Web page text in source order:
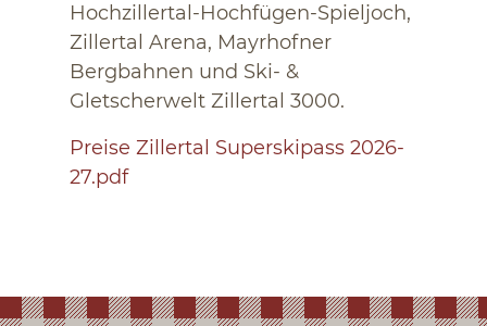
Hochzillertal-Hochfügen-Spieljoch,
Zillertal Arena, Mayrhofner
Bergbahnen und Ski- &
Gletscherwelt Zillertal 3000.
Preise Zillertal Superskipass 2026-
27.pdf